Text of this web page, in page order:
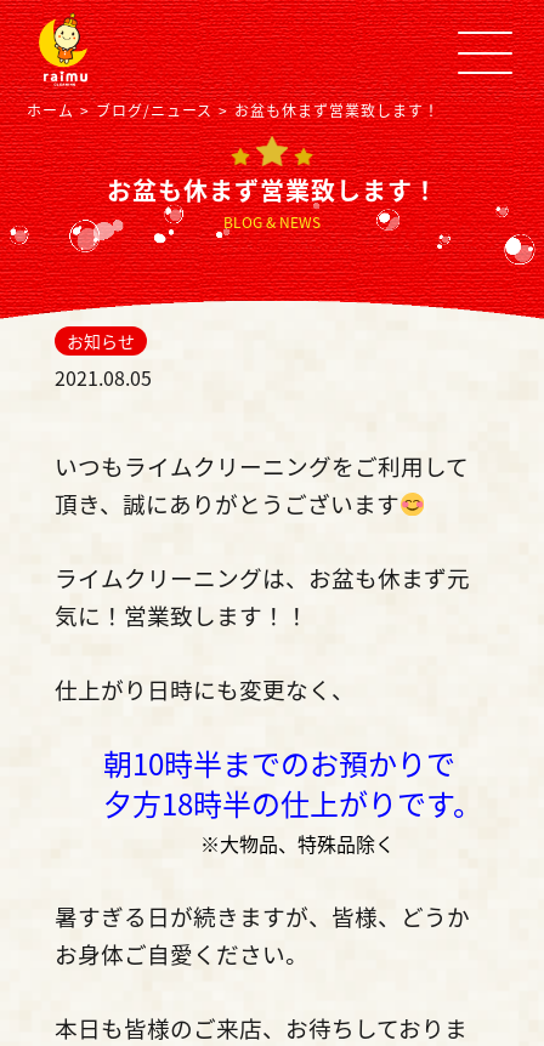
ホーム ブログ/ニュース お盆も休まず営業致します！
お盆も休まず営業致します！
BLOG & NEWS
お知らせ
2021.08.05
いつもライムクリーニングをご利用して
頂き、誠にありがとうございます
ライムクリーニングは、お盆も休まず元
気に！営業致します！！
仕上がり日時にも変更なく、
朝10時半までのお預かりで
夕方18時半の仕上がりです。
※大物品、特殊品除く
暑すぎる日が続きますが、皆様、どうか
お身体ご自愛ください。
本日も皆様のご来店、お待ちしておりま